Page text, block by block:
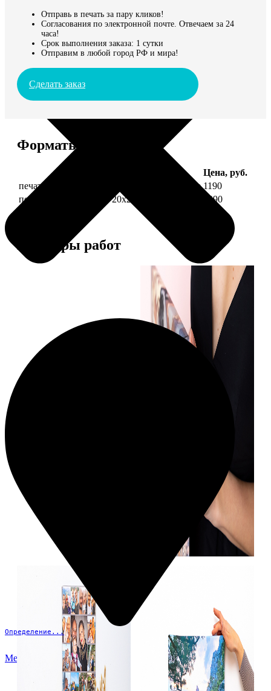
Определение...
Меню
Отправь в печать за пару кликов!
Согласования по электронной почте. Отвечаем за 24
часа!
Срок выполнения заказа: 1 сутки
Отправим в любой город РФ и мира!
Сделать заказ
Форматы и цены
Цена, руб.
печать фото на холсте 20х20 на подрамнике 1190
печать фото на холсте 20х20 в раме
3990
Примеры работ